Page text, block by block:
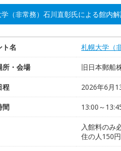
（非常務）石川直彰氏による館内
ト名 札幌大学（
所・会場 旧日本郵船
程 2026年6月
間 13:00～
入館料の
住の人150円